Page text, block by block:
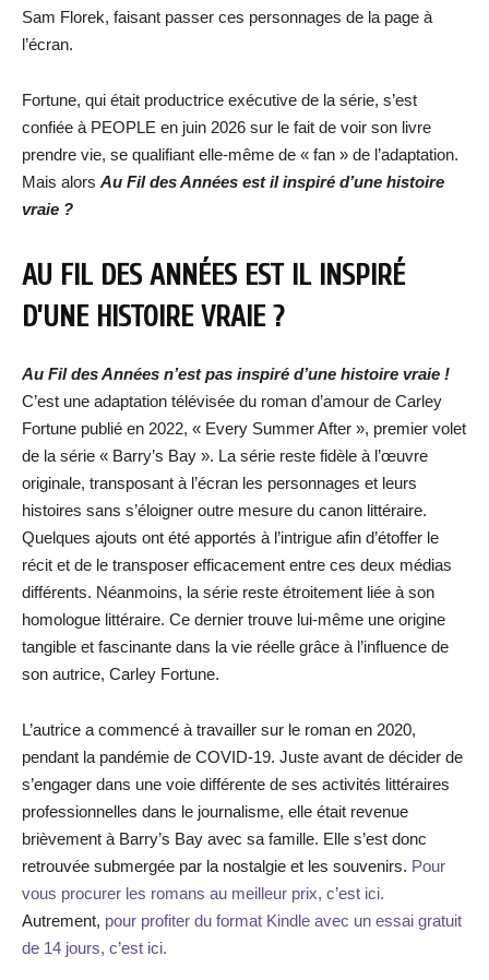
Sam Florek, faisant passer ces personnages de la page à
l’écran.
Fortune, qui était productrice exécutive de la série, s’est
confiée à PEOPLE en juin 2026 sur le fait de voir son livre
prendre vie, se qualifiant elle-même de « fan » de l’adaptation.
Mais alors Au Fil des Années est il inspiré d’une histoire
vraie ?
AU FIL DES ANNÉES EST IL INSPIRÉ
D’UNE HISTOIRE VRAIE ?
Au Fil des Années n’est pas inspiré d’une histoire vraie !
C’est une adaptation télévisée du roman d’amour de Carley
Fortune publié en 2022, « Every Summer After », premier volet
de la série « Barry’s Bay ». La série reste fidèle à l’œuvre
originale, transposant à l’écran les personnages et leurs
histoires sans s’éloigner outre mesure du canon littéraire.
Quelques ajouts ont été apportés à l’intrigue afin d’étoffer le
récit et de le transposer efficacement entre ces deux médias
différents. Néanmoins, la série reste étroitement liée à son
homologue littéraire. Ce dernier trouve lui-même une origine
tangible et fascinante dans la vie réelle grâce à l’influence de
son autrice, Carley Fortune.
L’autrice a commencé à travailler sur le roman en 2020,
pendant la pandémie de COVID-19. Juste avant de décider de
s’engager dans une voie différente de ses activités littéraires
professionnelles dans le journalisme, elle était revenue
brièvement à Barry’s Bay avec sa famille. Elle s’est donc
retrouvée submergée par la nostalgie et les souvenirs. Pour
vous procurer les romans au meilleur prix, c’est ici.
Autrement, pour profiter du format Kindle avec un essai gratuit
de 14 jours, c’est ici.